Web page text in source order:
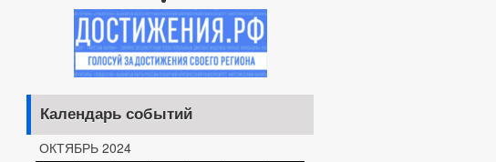
Календарь событий
ОКТЯБРЬ 2024